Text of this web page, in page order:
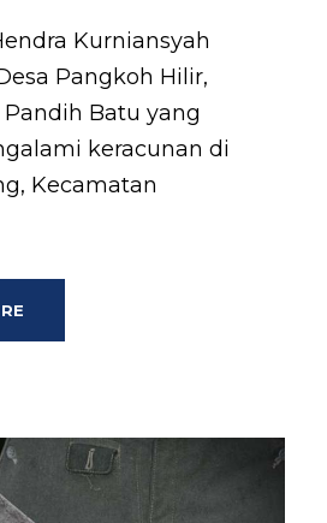
Kurniansyah
Pangkoh Hilir,
Batu yang
keracunan di
Kecamatan